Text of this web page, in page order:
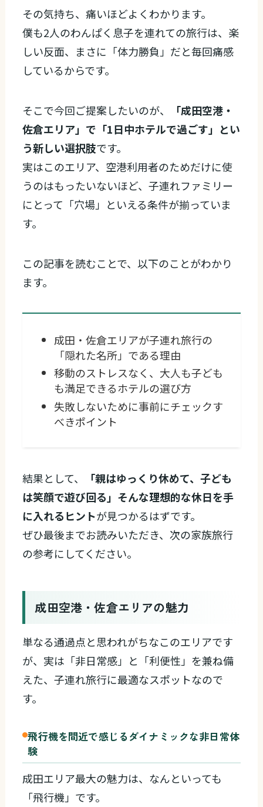
その気持ち、痛いほどよくわかります。
僕も2人のわんぱく息子を連れての旅行は、楽
しい反面、まさに「体力勝負」だと毎回痛感
しているからです。
そこで今回ご提案したいのが、
「成田空港・
佐倉エリア」で「1日中ホテルで過ごす」とい
う新しい選択肢です。
実はこのエリア、空港利用者のためだけに使
うのはもったいないほど、子連れファミリー
にとって「穴場」といえる条件が揃っていま
す。
この記事を読むことで、以下のことがわかり
ます。
成田・佐倉エリアが子連れ旅行の
「隠れた名所」である理由
移動のストレスなく、大人も子ども
も満足できるホテルの選び方
失敗しないために事前にチェックす
べきポイント
結果として、
「親はゆっくり休めて、子ども
は笑顔で遊び回る」そんな理想的な休日を手
に入れるヒントが見つかるはずです。
ぜひ最後までお読みいただき、次の家族旅行
の参考にしてください。
成田空港・佐倉エリアの魅力
単なる通過点と思われがちなこのエリアです
が、実は「非日常感」と「利便性」を兼ね備
えた、子連れ旅行に最適なスポットなので
す。
飛行機を間近で感じるダイナミックな非日常体
験
成田エリア最大の魅力は、なんといっても
「飛行機」です。